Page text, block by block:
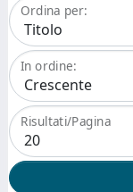
Ordina per:
In ordine:
Risultati/Pagina